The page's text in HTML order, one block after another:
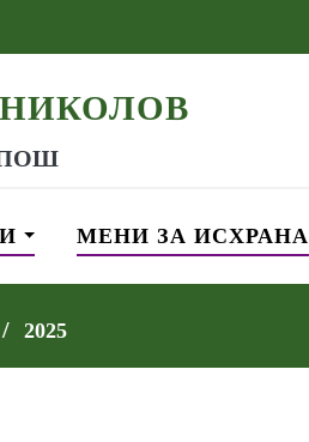
МЕНИ ЗА ИСХРАНА
2025